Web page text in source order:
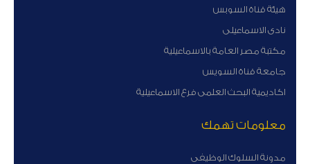
هيئة قناة السوبس
نادى الاسماعيلى
مكتبة مصر العامة بالاسماعيلية
جامعة قناة السويس
اكاديمية البحث العلمى فرع الاسماعيلية
معلومات تهمك
مدونة السلوك الوظيفى